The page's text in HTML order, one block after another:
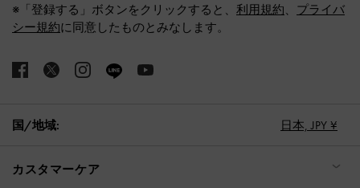
※「登録する」ボタンをクリックすると、 利用規約、 プライバ
シー規約に同意したものとみなします。
国/地域: 日本, JPY ¥
カスタマーケア